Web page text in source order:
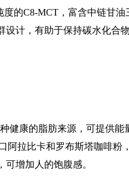
度的C8-MCT，富含中链甘
计，有助于保持碳水化合物
健康的脂肪来源，可提供
阿拉比卡和罗布斯塔咖啡粉
增加人的饱腹感。